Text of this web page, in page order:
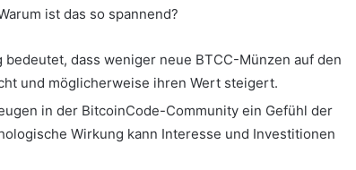
ist das so spannend?
dass weniger neue BTCC-Münzen auf den
und möglicherweise ihren Wert steigert.
in der BitcoinCode-Community ein Gefühl der
Wirkung kann Interesse und Investitionen